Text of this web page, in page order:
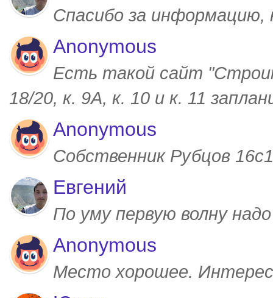
Спасибо за
Anonymous
Есть такой сайт
18/20, к. 9А, к. 10 и к. 11
Anonymous
Собственник Рубцов
Евгений
По уму первую волну
Anonymous
Место хорошее.